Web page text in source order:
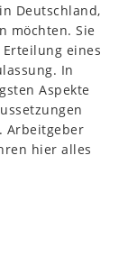
Deutschland,
möchten. Sie
eines
In
Aspekte
Arbeitgeber
hier alles